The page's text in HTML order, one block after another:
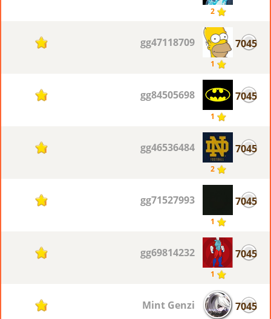
2
7045
1
gg47118709
1
7045
1
gg84505698
1
7045
2
gg46536484
1
7045
1
gg71527993
1
7045
1
gg69814232
1
7045
Mint Genzi
1